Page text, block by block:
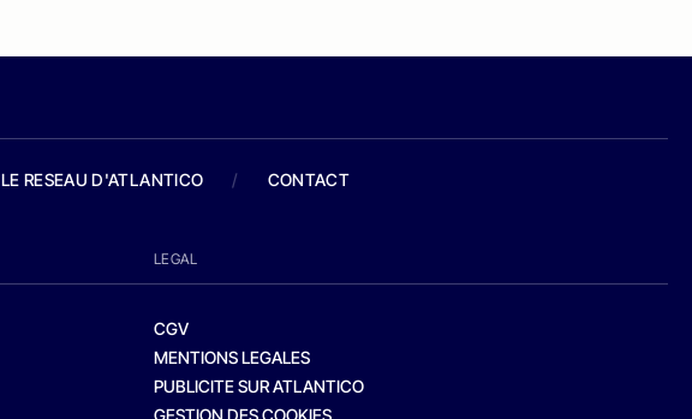
LE RESEAU D'ATLANTICO / CONTACT
LEGAL
CGV
MENTIONS LEGALES
PUBLICITE SUR ATLANTICO
GESTION DES COOKIES